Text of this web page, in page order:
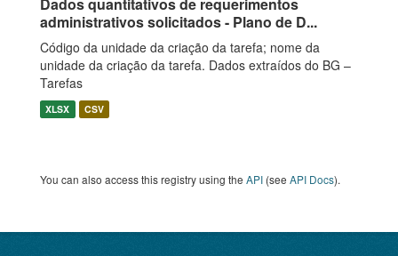
administrativos solicitados - Plano de D...
Código da unidade da criação da tarefa; nome da
unidade da criação da tarefa. Dados extraídos do BG –
Tarefas
XLSX CSV
You can also access this registry using the API (see API Docs).